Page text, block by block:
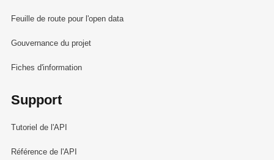
Feuille de route pour l'open data
Gouvernance du projet
Fiches d'information
Support
Tutoriel de l'API
Référence de l'API